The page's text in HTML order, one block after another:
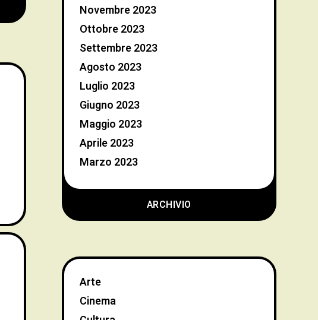
ARCHIVIO
Novembre 2023
Ottobre 2023
Settembre 2023
Agosto 2023
Luglio 2023
Giugno 2023
Maggio 2023
Aprile 2023
Marzo 2023
Arte
Cinema